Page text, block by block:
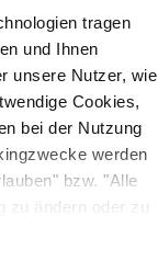
tragen
und Ihnen
unsere Nutzer, wie
Cookies,
bei der Nutzung
werden
bzw. "Alle
zu ändern oder zu